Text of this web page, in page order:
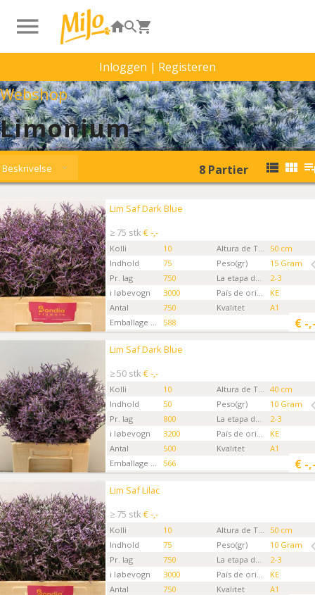
Inloggen | Registeren
Webshop
Limonium
Beskrivelse 8 Partier
Lim Saf Dark Blue
≥ 75 stk € -,-
Kolli 10 Altura de Tallo
50 cm
Indhold
75 Peso(gr)
15 Gram
Pr. lag
750
2-3
i løbevogn
3000
KE
Antal
750 Kvalitet
A1
588
€ -
Lim Saf Dark Blue
Kies eerst een ordertype.
Lim Saf Dark Blue
≥ 50 stk € -,-
Kolli 10 Altura de Tallo
40 cm
Indhold
50 Peso(gr)
10 Gram
Pr. lag
800
2-3
i løbevogn
3200
KE
Antal
500 Kvalitet
A1
566
€ -
Kies eerst een ordertype.
Lim Saf Lilac
≥ 75 stk € -,-
Kolli 10 Altura de Tallo
50 cm
Indhold
75 Peso(gr)
10 Gram
Pr. lag
750
2-3
i løbevogn
3000
KE
Antal
750 Kvalitet
A1
Lim Saf Lilac
Kies eerst een ordertype.